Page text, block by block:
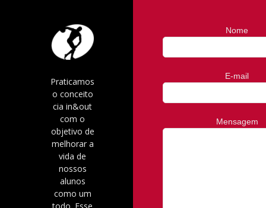
Nome
E-mail
Mensagem
Praticamos
o conceito
cia in&out
com o
objetivo de
melhorar a
vida de
nossos
alunos
como um
todo. Esse